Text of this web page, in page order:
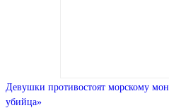
Девушки противостоят морскому
убийца»